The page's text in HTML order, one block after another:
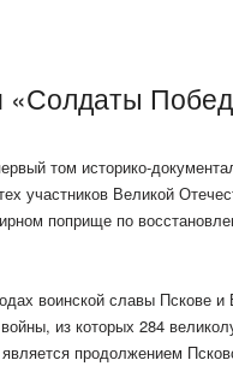
«Солдаты
том историко-
участников Великой
поприще по
воинской славы Пскове и
из которых 284
продолжением